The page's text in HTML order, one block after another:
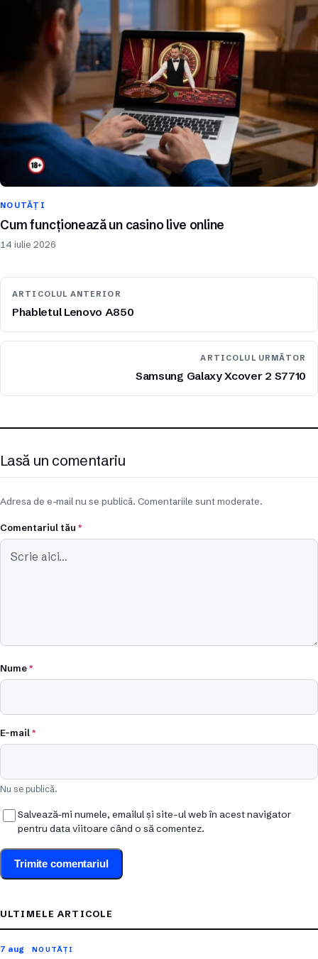
NOUTĂȚI
Cum funcționează un casino live online
14 iulie 2026
ARTICOLUL ANTERIOR
Phabletul Lenovo A850
ARTICOLUL URMĂTOR
Samsung Galaxy Xcover 2 S7710
Lasă un comentariu
Adresa de e-mail nu se publică. Comentariile sunt moderate.
Comentariul tău *
Nume*
E-mail*
Nu se publică.
Salvează-mi numele, emailul și site-ul web în acest navigator
pentru data viitoare când o să comentez.
ULTIMELE ARTICOLE
7 aug NOUTĂȚI